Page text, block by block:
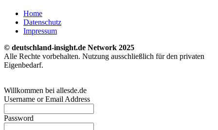
Home
Datenschutz
Impressum
© deutschland-insight.de Network 2025
Alle Rechte vorbehalten. Nutzung ausschließlich für den privaten
Eigenbedarf.
Willkommen bei allesde.de
Username or Email Address
Password